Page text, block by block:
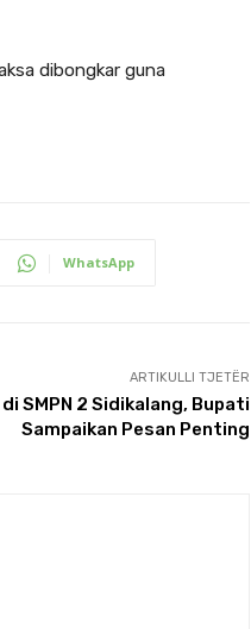
dibongkar guna
WhatsApp
ARTIKULLI TJETËR
SMPN 2 Sidikalang, Bupati
Sampaikan Pesan Penting